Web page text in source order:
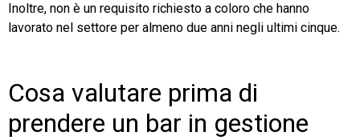
Inoltre, non è un requisito richiesto a coloro che hanno
lavorato nel settore per almeno due anni negli ultimi cinque.
Cosa valutare prima di
prendere un bar in gestione